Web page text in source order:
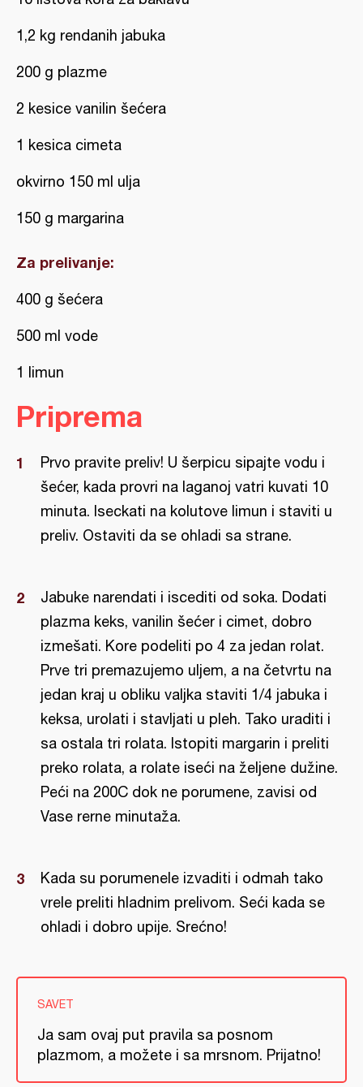
1,2 kg rendanih jabuka
200 g plazme
2 kesice vanilin šećera
1 kesica cimeta
okvirno 150 ml ulja
150 g margarina
Za prelivanje:
400 g šećera
500 ml vode
1 limun
Priprema
Prvo pravite preliv! U šerpicu sipajte vodu i
šećer, kada provri na laganoj vatri kuvati 10
minuta. Iseckati na kolutove limun i staviti u
preliv. Ostaviti da se ohladi sa strane.
Jabuke narendati i iscediti od soka. Dodati
plazma keks, vanilin šećer i cimet, dobro
izmešati. Kore podeliti po 4 za jedan rolat.
Prve tri premazujemo uljem, a na četvrtu na
jedan kraj u obliku valjka staviti 1/4 jabuka i
keksa, urolati i stavljati u pleh. Tako uraditi i
sa ostala tri rolata. Istopiti margarin i preliti
preko rolata, a rolate iseći na željene dužine.
Peći na 200C dok ne porumene, zavisi od
Vase rerne minutaža.
Kada su porumenele izvaditi i odmah tako
vrele preliti hladnim prelivom. Seći kada se
ohladi i dobro upije. Srećno!
SAVET
Ja sam ovaj put pravila sa posnom
plazmom, a možete i sa mrsnom. Prijatno!